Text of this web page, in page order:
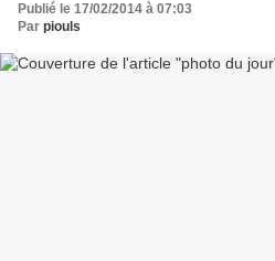
Publié le 17/02/2014 à 07:03
Par piouls